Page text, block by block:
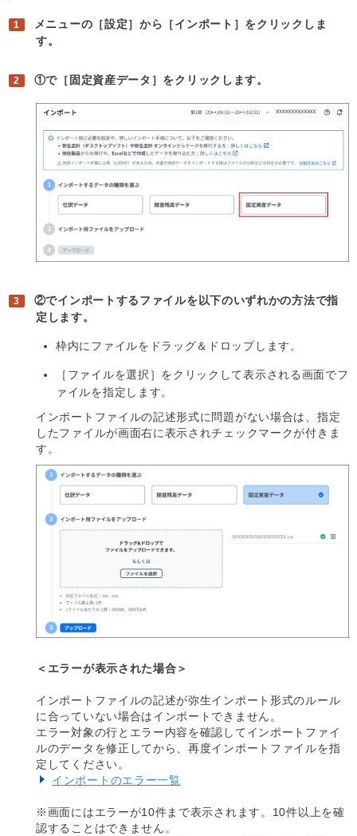
メニューの［設定］から［インポート］をクリックしま
す。
①で［固定資産データ］をクリックします。
②でインポートするファイルを以下のいずれかの方法で指
定します。
枠内にファイルをドラッグ＆ドロップします。
［ファイルを選択］をクリックして表示される画面でフ
ァイルを指定します。
インポートファイルの記述形式に問題がない場合は、指定
したファイルが画面右に表示されチェックマークが付きま
す。
＜エラーが表示された場合＞
インポートファイルの記述が弥生インポート形式のルール
に合っていない場合はインポートできません。
エラー対象の行とエラー内容を確認してインポートファイ
ルのデータを修正してから、再度インポートファイルを指
定してください。
インポートのエラー一覧
※画面にはエラーが10件まで表示されます。10件以上を確
認することはできません。